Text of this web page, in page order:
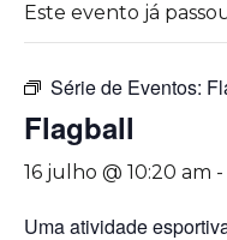
Este evento já
Série de Eventos:
Flagball
16 julho @ 10:20 am -
Uma atividade